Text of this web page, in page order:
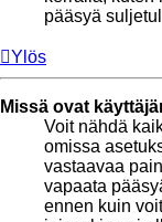
pääsyä
Ylös
Missä ovat
Voit nähdä
omissa
vastaavaa
vapaata
ennen kuin